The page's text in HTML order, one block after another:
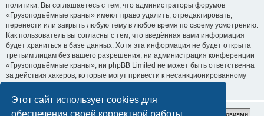
Этот сайт использует cookies для
обеспечения своей корректной работы.
политики. Вы соглашаетесь с тем, что администраторы форумов
«Грузоподъёмные краны» имеют право удалить, отредактировать,
перенести или закрыть любую тему в любое время по своему усмотрению.
Как пользователь вы согласны с тем, что введённая вами информация
будет храниться в базе данных. Хотя эта информация не будет открыта
третьим лицам без вашего разрешения, ни администрация конференции
«Грузоподъёмные краны», ни phpBB Limited не может быть ответственна
за действия хакеров, которые могут привести к несанкционированному